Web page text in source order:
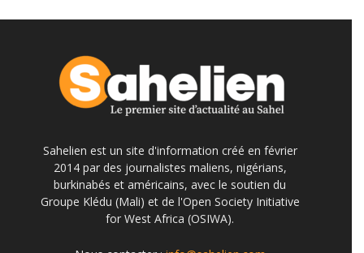
Sahelien est un site d'information créé en février
2014 par des journalistes maliens, nigérians,
burkinabés et américains, avec le soutien du
Groupe Klédu (Mali) et de l'Open Society Initiative
for West Africa (OSIWA).